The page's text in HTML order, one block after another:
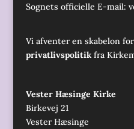
Sognets officielle E-mail:
Vi afventer en skabelon
privatlivspolitikfra
Vester Hæsinge Kirke
Birkevej 21
Vester Hæsinge